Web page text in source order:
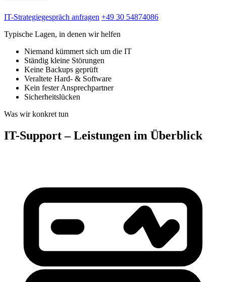
IT-Strategiegespräch anfragen +49 30 54874086
Typische Lagen, in denen wir helfen
Niemand kümmert sich um die IT
Ständig kleine Störungen
Keine Backups geprüft
Veraltete Hard- & Software
Kein fester Ansprechpartner
Sicherheitslücken
Was wir konkret tun
IT-Support – Leistungen im Überblick